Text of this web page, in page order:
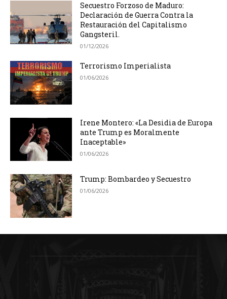
Secuestro Forzoso de Maduro:
Declaración de Guerra Contra la
Restauración del Capitalismo
Gangsteril.
01/12/2026
Terrorismo Imperialista
01/06/2026
Irene Montero: «La Desidia de Europa
ante Trump es Moralmente
Inaceptable»
01/06/2026
Trump: Bombardeo y Secuestro
01/06/2026